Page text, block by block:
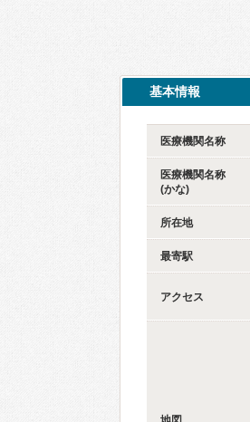
基本情報
医療機関名称
医療機関名称
(かな)
所在地
最寄駅
アクセス